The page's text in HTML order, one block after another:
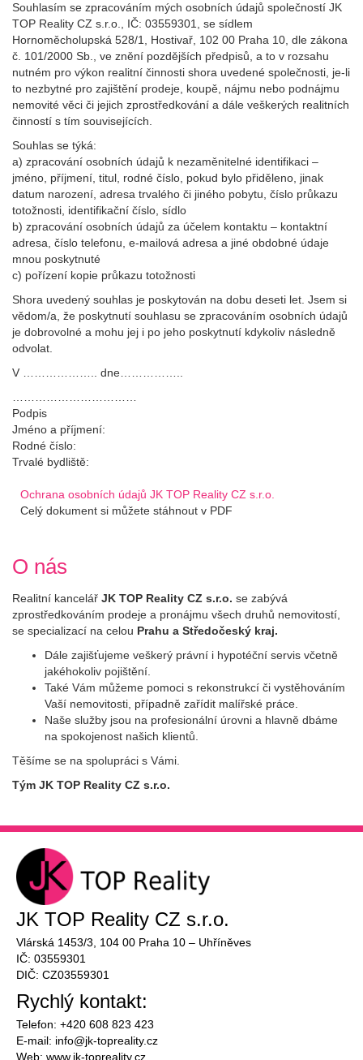
Souhlasím se zpracováním mých osobních údajů společností JK
TOP Reality CZ s.r.o., IČ: 03559301, se sídlem
Hornoměcholupská 528/1, Hostivař, 102 00 Praha 10, dle zákona
č. 101/2000 Sb., ve znění pozdějších předpisů, a to v rozsahu
nutném pro výkon realitní činnosti shora uvedené společnosti, je-li
to nezbytné pro zajištění prodeje, koupě, nájmu nebo podnájmu
nemovité věci či jejich zprostředkování a dále veškerých realitních
činností s tím souvisejících.
Souhlas se týká:
a) zpracování osobních údajů k nezaměnitelné identifikaci –
jméno, příjmení, titul, rodné číslo, pokud bylo přiděleno, jinak
datum narození, adresa trvalého či jiného pobytu, číslo průkazu
totožnosti, identifikační číslo, sídlo
b) zpracování osobních údajů za účelem kontaktu – kontaktní
adresa, číslo telefonu, e-mailová adresa a jiné obdobné údaje
mnou poskytnuté
c) pořízení kopie průkazu totožnosti
Shora uvedený souhlas je poskytován na dobu deseti let. Jsem si
vědom/a, že poskytnutí souhlasu se zpracováním osobních údajů
je dobrovolné a mohu jej i po jeho poskytnutí kdykoliv následně
odvolat.
V ……………….. dne……………..
Podpis
Jméno a příjmení:
Rodné číslo:
Trvalé bydliště:
Ochrana osobních údajů JK TOP Reality CZ s.r.o.
Celý dokument si můžete stáhnout v PDF
O nás
Realitní kancelář JK TOP Reality CZ s.r.o. se zabývá
zprostředkováním prodeje a pronájmu všech druhů nemovitostí,
se specializací na celou Prahu a Středočeský kraj.
Dále zajišťujeme veškerý právní i hypotéční servis včetně
jakéhokoliv pojištění.
Také Vám můžeme pomoci s rekonstrukcí či vystěhováním
Vaší nemovitosti, případně zařídit malířské práce.
Naše služby jsou na profesionální úrovni a hlavně dbáme
na spokojenost našich klientů.
Těšíme se na spolupráci s Vámi.
Tým JK TOP Reality CZ s.r.o.
JK TOP Reality CZ s.r.o.
Vlárská 1453/3, 104 00 Praha 10 – Uhříněves
IČ: 03559301
DIČ: CZ03559301
Rychlý kontakt:
Telefon: +420 608 823 423
E-mail: info@jk-topreality.cz
Web: www.jk-topreality.cz